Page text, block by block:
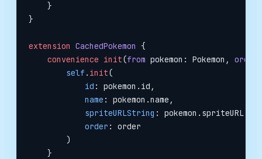
    }
}
extension CachedPokemon {
    convenience
init(from pokemon: Pokemon, order
        self
. init(
            id
: pokemon.id,
            name
: pokemon.name,
            spriteURLString
: pokemon.spriteURL
            order
: order
        )
    }